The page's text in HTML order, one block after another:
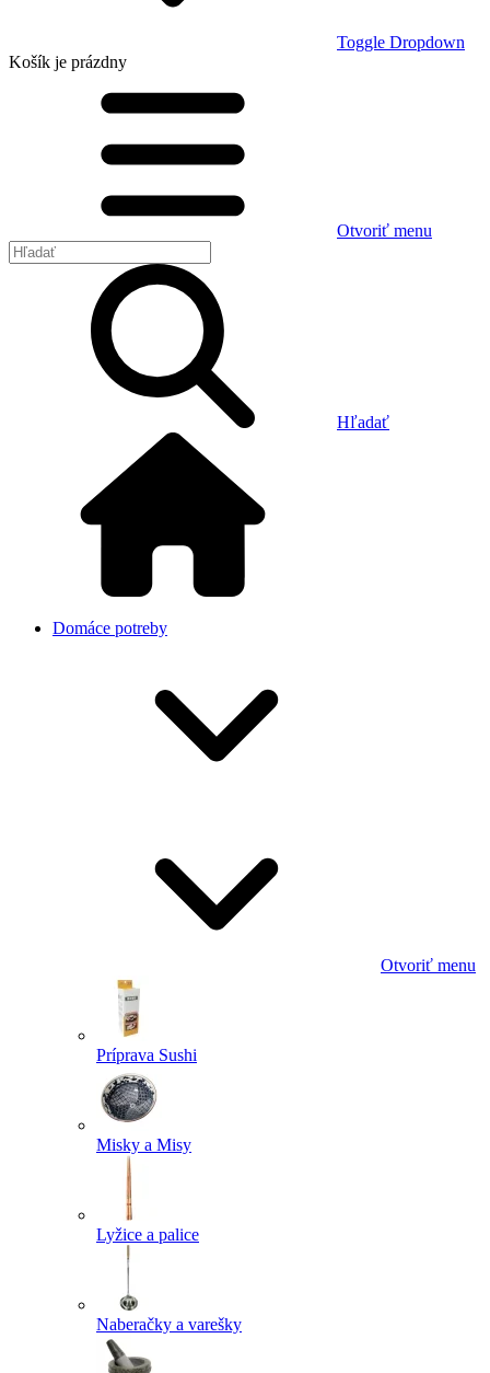
Toggle Dropdown
Košík je prázdny
Otvoriť menu
Hľadať
Domáce potreby
Otvoriť menu
Príprava Sushi
Misky a Misy
Lyžice a palice
Naberačky a varešky